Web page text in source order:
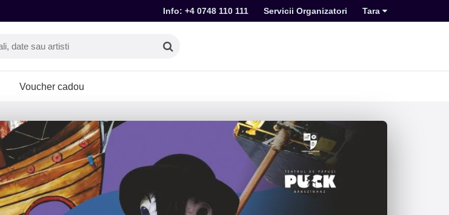
Info: +4 0748 110 111 Servicii Organizatori Tara
Voucher cadou